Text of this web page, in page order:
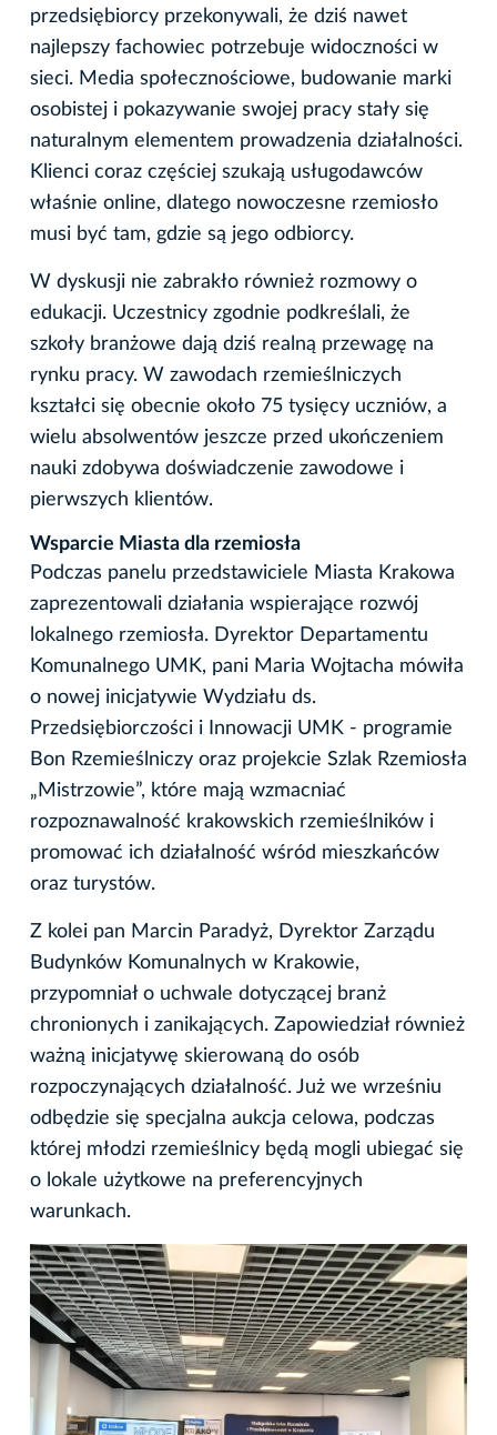
przedsiębiorcy przekonywali, że dziś nawet
najlepszy fachowiec potrzebuje widoczności w
sieci. Media społecznościowe, budowanie marki
osobistej i pokazywanie swojej pracy stały się
naturalnym elementem prowadzenia działalności.
Klienci coraz częściej szukają usługodawców
właśnie online, dlatego nowoczesne rzemiosło
musi być tam, gdzie są jego odbiorcy.
W dyskusji nie zabrakło również rozmowy o
edukacji. Uczestnicy zgodnie podkreślali, że
szkoły branżowe dają dziś realną przewagę na
rynku pracy. W zawodach rzemieślniczych
kształci się obecnie około 75 tysięcy uczniów, a
wielu absolwentów jeszcze przed ukończeniem
nauki zdobywa doświadczenie zawodowe i
pierwszych klientów.
Wsparcie Miasta dla rzemiosła
Podczas panelu przedstawiciele Miasta Krakowa
zaprezentowali działania wspierające rozwój
lokalnego rzemiosła. Dyrektor Departamentu
Komunalnego UMK, pani Maria Wojtacha mówiła
o nowej inicjatywie Wydziału ds.
Przedsiębiorczości i Innowacji UMK - programie
Bon Rzemieślniczy oraz projekcie Szlak Rzemiosła
„Mistrzowie”, które mają wzmacniać
rozpoznawalność krakowskich rzemieślników i
promować ich działalność wśród mieszkańców
oraz turystów.
Z kolei pan Marcin Paradyż, Dyrektor Zarządu
Budynków Komunalnych w Krakowie,
przypomniał o uchwale dotyczącej branż
chronionych i zanikających. Zapowiedział również
ważną inicjatywę skierowaną do osób
rozpoczynających działalność. Już we wrześniu
odbędzie się specjalna aukcja celowa, podczas
której młodzi rzemieślnicy będą mogli ubiegać się
o lokale użytkowe na preferencyjnych
warunkach.